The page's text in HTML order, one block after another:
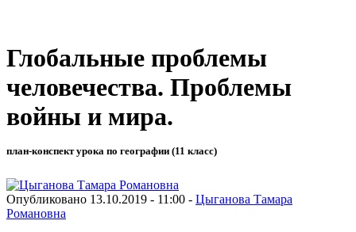
Глобальные проблемы
человечества. Проблемы
войны и мира.
план-конспект урока по географии (11 класс)
Опубликовано 13.10.2019 - 11:00 - Цыганова Тамара
Романовна